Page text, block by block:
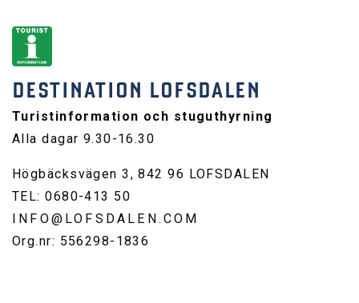
DESTINATION LOFSDALEN
Turistinformation och stuguthyrning
Alla dagar 9.30-16.30
Högbäcksvägen 3, 842 96 LOFSDALEN
TEL: 0680-413 50
INFO@LOFSDALEN.COM
Org.nr: 556298-1836